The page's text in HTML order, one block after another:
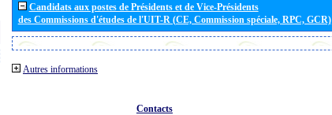
Candidats aux postes de Présidents et de Vice-Présidents
des Commissions d'études de l'UIT-R (CE, Commission spéciale, RPC, GCR)
Autres informations
Contacts